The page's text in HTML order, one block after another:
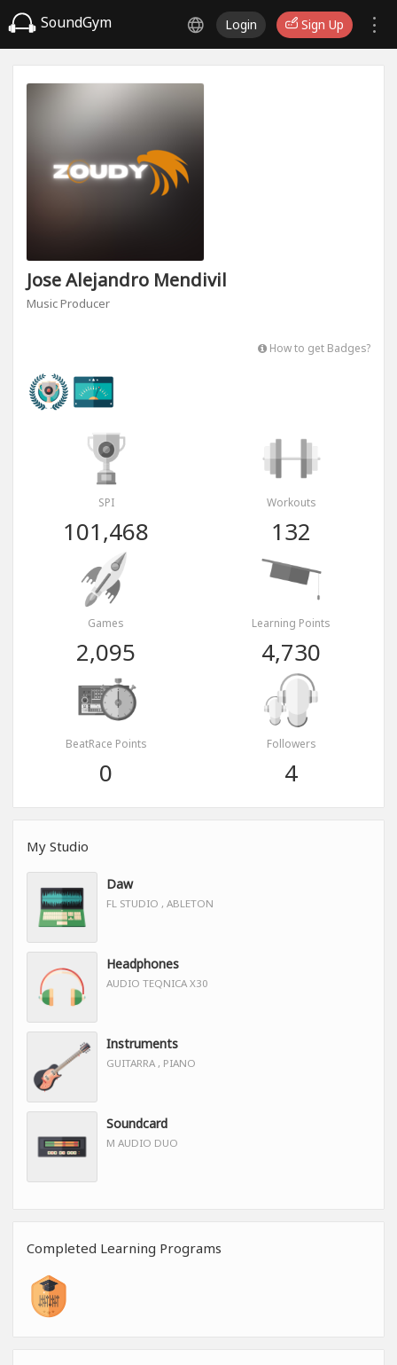
SoundGym Login Sign Up
Jose Alejandro Mendivil
Music Producer
How to get Badges?
SPI
101,468
Workouts
132
Games
2,095
Learning Points
4,730
BeatRace Points
0
Followers
4
My Studio
Daw
FL STUDIO , ABLETON
Headphones
AUDIO TEQNICA X30
Instruments
GUITARRA , PIANO
Soundcard
M AUDIO DUO
Completed Learning Programs